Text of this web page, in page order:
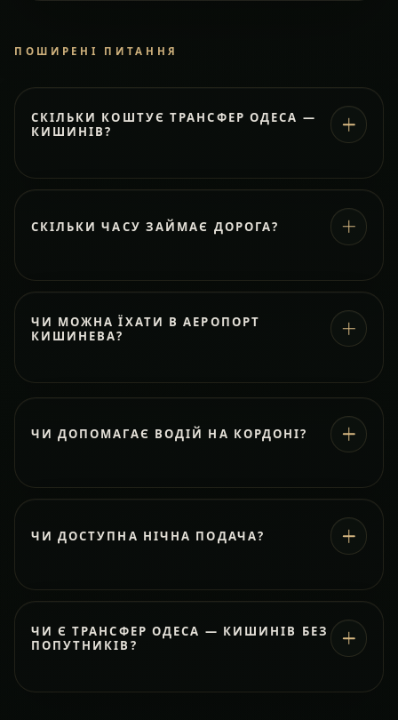
ПОШИРЕНІ ПИТАННЯ
СКІЛЬКИ КОШТУЄ ТРАНСФЕР ОДЕСА —
КИШИНІВ?
СКІЛЬКИ ЧАСУ ЗАЙМАЄ ДОРОГА?
ЧИ МОЖНА ЇХАТИ В АЕРОПОРТ
КИШИНЕВА?
ЧИ ДОПОМАГАЄ ВОДІЙ НА КОРДОНІ?
ЧИ ДОСТУПНА НІЧНА ПОДАЧА?
ЧИ Є ТРАНСФЕР ОДЕСА — КИШИНІВ БЕЗ
ПОПУТНИКІВ?